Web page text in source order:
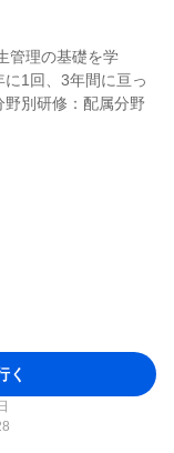
管理の基礎を学
1回、3年間に亘っ
別研修：配属分野
く